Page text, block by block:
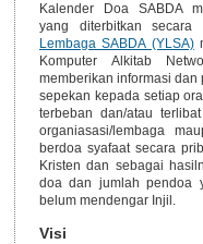
Kalender Doa SABDA
yang diterbitkan
Lembaga SABDA (YLSA)
Komputer Alkitab
memberikan informasi
sepekan kepada setiap
terbeban dan/atau
organiasasi/lembaga
berdoa syafaat secara
Kristen dan sebagai
doa dan jumlah pendoa
belum mendengar Injil.
Visi